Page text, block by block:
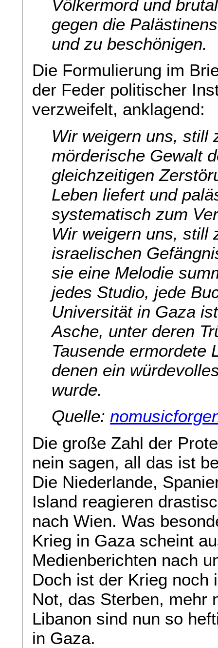
Völkermord und
gegen die
und zu beschönigen.
Die Formulierung im
der Feder politischer
verzweifelt, anklagend:
Wir weigern uns, still
mörderische Gewalt
gleichzeitigen
Leben liefert und
systematisch zum
Wir weigern uns, still
israelischen
sie eine Melodie
jedes Studio, jede
Universität in Gaza
Asche, unter deren
Tausende ermordete
denen ein
wurde.
Quelle:
Die große Zahl der
nein sagen, all das ist
Die Niederlande,
Island reagieren
nach Wien. Was
Krieg in Gaza scheint
Medienberichten nach
Doch ist der Krieg noch
Not, das Sterben, mehr
Libanon sind nun so
in Gaza.